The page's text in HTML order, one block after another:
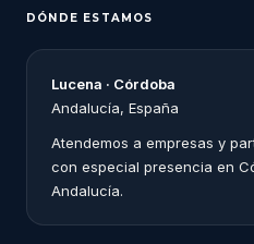
DÓNDE ESTAMOS
Lucena · Córdoba
Andalucía, España
Atendemos a empresas y
con especial presencia en
Andalucía.